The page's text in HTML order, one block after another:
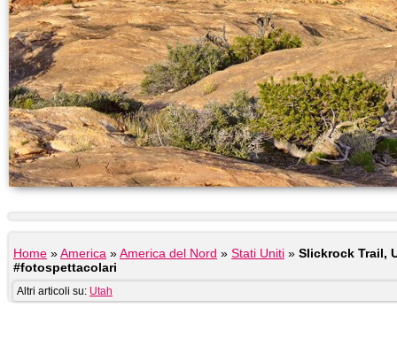
Home »America »America del Nord » Stati Uniti » Slickrock Trail,
#fotospettacolari
Altri articoli su: Utah